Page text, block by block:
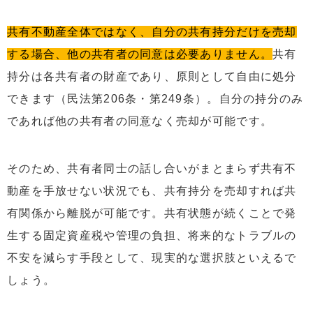
共有不動産全体ではなく、自分の共有持分だけを売却
する場合、他の共有者の同意は必要ありません。共有
持分は各共有者の財産であり、原則として自由に処分
できます（民法第206条・第249条）。自分の持分のみ
であれば他の共有者の同意なく売却が可能です。
そのため、共有者同士の話し合いがまとまらず共有不
動産を手放せない状況でも、共有持分を売却すれば共
有関係から離脱が可能です。共有状態が続くことで発
生する固定資産税や管理の負担、将来的なトラブルの
不安を減らす手段として、現実的な選択肢といえるで
しょう。